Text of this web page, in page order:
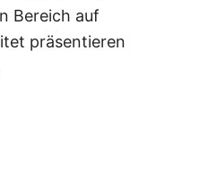
Bereich auf
präsentieren